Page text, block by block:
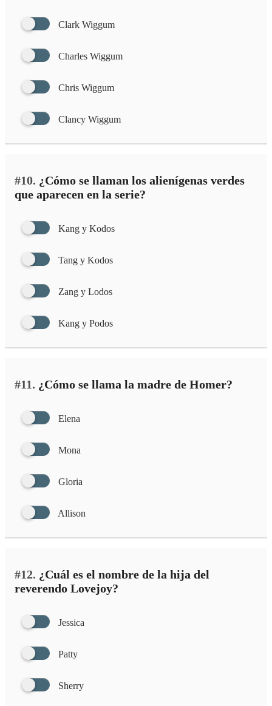
Clark Wiggum
Charles Wiggum
Chris Wiggum
Clancy Wiggum
#10. ¿Cómo se llaman los alienígenas verdes
que aparecen en la serie?
Kang y Kodos
Tang y Kodos
Zang y Lodos
Kang y Podos
#11. ¿Cómo se llama la madre de Homer?
Elena
Mona
Gloria
Allison
#12. ¿Cuál es el nombre de la hija del
reverendo Lovejoy?
Jessica
Patty
Sherry